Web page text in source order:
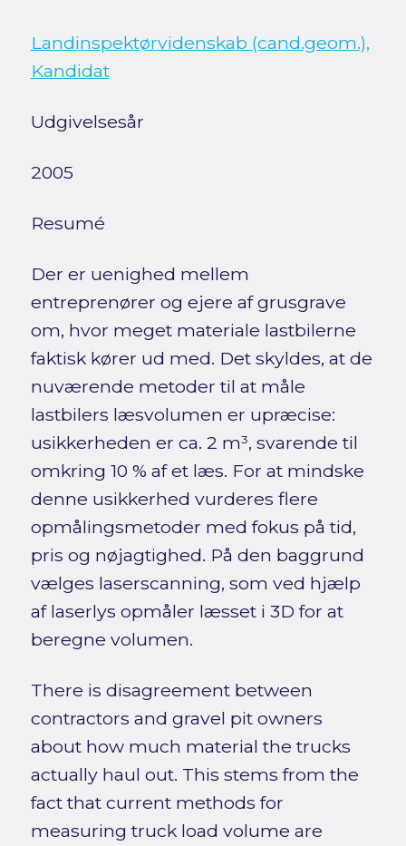
Landinspektørvidenskab (cand.geom.),
Kandidat
Udgivelsesår
2005
Resumé
Der er uenighed mellem
entreprenører og ejere af grusgrave
om, hvor meget materiale lastbilerne
faktisk kører ud med. Det skyldes, at de
nuværende metoder til at måle
lastbilers læsvolumen er upræcise:
usikkerheden er ca. 2 m³, svarende til
omkring 10 % af et læs. For at mindske
denne usikkerhed vurderes flere
opmålingsmetoder med fokus på tid,
pris og nøjagtighed. På den baggrund
vælges laserscanning, som ved hjælp
af laserlys opmåler læsset i 3D for at
beregne volumen.
There is disagreement between
contractors and gravel pit owners
about how much material the trucks
actually haul out. This stems from the
fact that current methods for
measuring truck load volume are